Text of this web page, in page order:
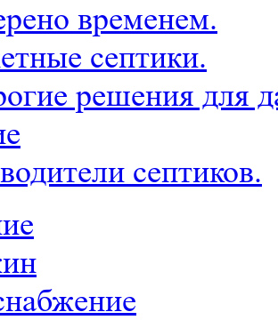
временем.
септики.
решения для
септиков.